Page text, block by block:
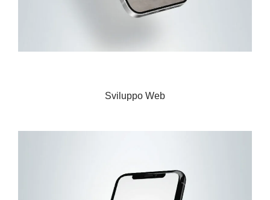
Sviluppo Web